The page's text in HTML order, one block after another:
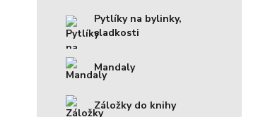
Pytlíky na bylinky,
sladkosti
Mandaly
Záložky do knihy